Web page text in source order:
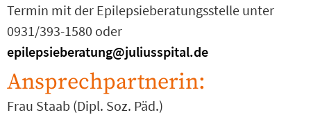
Termin mit der Epilepsieberatungsstelle unter
0931/393-1580 oder
epilepsieberatung@juliusspital.de
Ansprechpartnerin:
Frau Staab (Dipl. Soz. Päd.)